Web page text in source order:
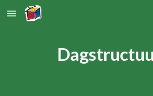
Skip to main content